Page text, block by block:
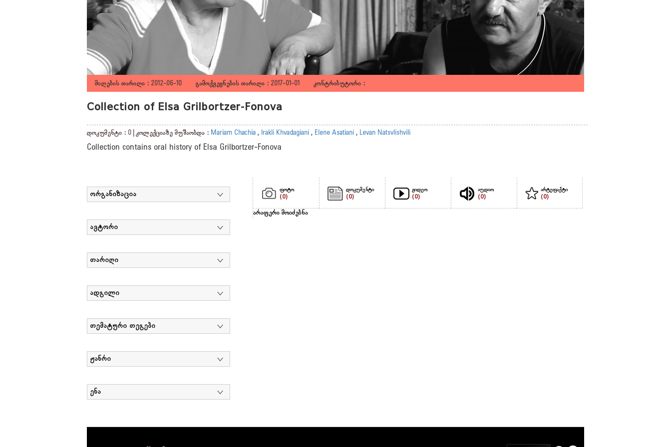
მიღების თარიღი : 2012-06-10 გამოქვეყნების თარიღი : 2017-01-01 კონტრიბუტორი :
Collection of Elsa Grilbortzer-Fonova
დოკუმენტი : 0 | კოლექციაზე მუშაობდა : Mariam Chachia , Irakli Khvadagiani , Elene Asatiani , Levan Natsvlishvili
Collection contains oral history of Elsa Grilbortzer-Fonova
ორგანიზაცია
ავტორი
თარიღი
ადგილი
თემატური თეგები
ჟანრი
ენა
ფოტო
(0)
დოკუმენტი
(0)
ვიდეო
(0)
აუდიო
(0)
არტეფაქტი
(0)
არაფერი მოიძებნა